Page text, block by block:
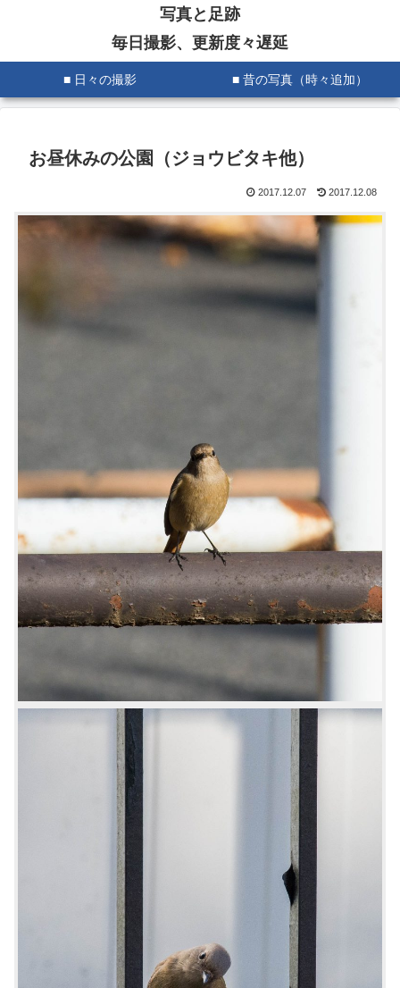
写真と足跡
毎日撮影、更新度々遅延
■ 日々の撮影 ■ 昔の写真（時々追加）
お昼休みの公園（ジョウビタキ他）
2017.12.07 2017.12.08